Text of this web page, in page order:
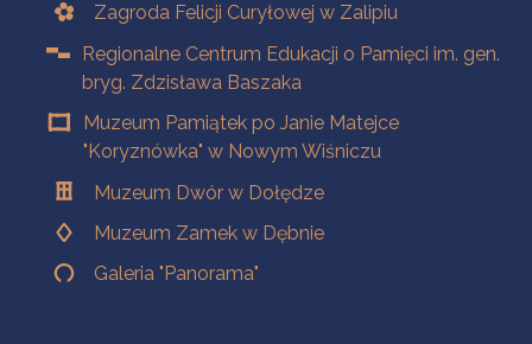
Zagroda Felicji Curyłowej w Zalipiu
Regionalne Centrum Edukacji o Pamięci im. gen.
bryg. Zdzisława Baszaka
Muzeum Pamiątek po Janie Matejce
"Koryznówka" w Nowym Wiśniczu
Muzeum Dwór w Dołędze
Muzeum Zamek w Dębnie
Galeria "Panorama"